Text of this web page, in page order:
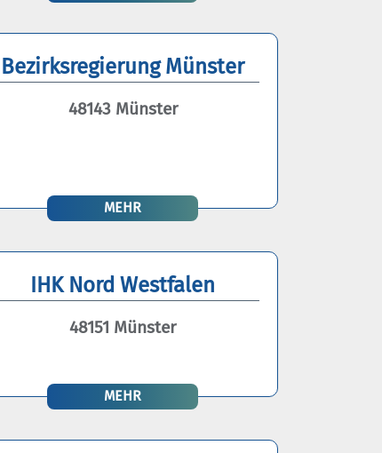
Bezirksregierung Münster
48143 Münster
MEHR
IHK Nord Westfalen
48151 Münster
MEHR